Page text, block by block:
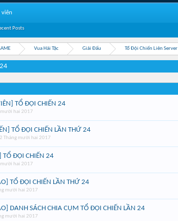
Vua Hải Tặc Giải Đấu Tổ Đội Chiến Liên Server
TỔ ĐỘI CHIẾN 24
mười hai 2017
TỔ ĐỘI CHIẾN LẦN THỨ 24
Tháng mười hai 2017
TỔ ĐỘI CHIẾN 24
mười hai 2017
TỔ ĐỘI CHIẾN LẦN THỨ 24
mười hai 2017
DANH SÁCH CHIA CỤM TỔ ĐỘI CHIẾN LẦN 24
mười hai 2017
Posts
viên